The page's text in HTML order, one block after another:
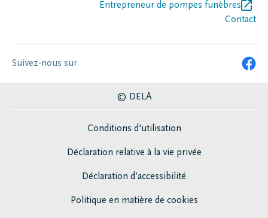
Entrepreneur de pompes funèbres
Contact
Suivez-nous sur
© DELA
Conditions d'utilisation
Déclaration relative à la vie privée
Déclaration d’accessibilité
Politique en matière de cookies